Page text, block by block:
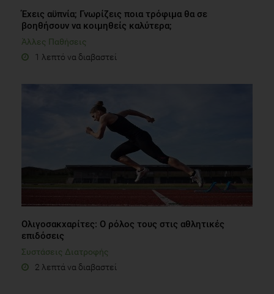
Έχεις αϋπνία; Γνωρίζεις ποια τρόφιμα θα σε
βοηθήσουν να κοιμηθείς καλύτερα;
Άλλες Παθήσεις
1 λεπτό να διαβαστεί
Ολιγοσακχαρίτες: O ρόλος τους στις αθλητικές
επιδόσεις
Συστάσεις Διατροφής
2 λεπτά να διαβαστεί